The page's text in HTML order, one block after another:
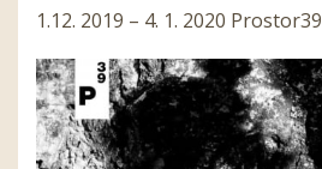
1.12. 2019 – 4. 1. 2020 Prostor39